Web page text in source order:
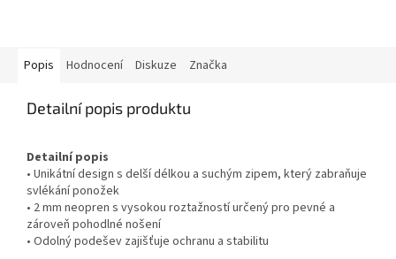
Popis Hodnocení Diskuze Značka
Detailní popis produktu
Detailní popis
• Unikátní design s delší délkou a suchým zipem, který zabraňuje
svlékání ponožek
• 2 mm neopren s vysokou roztažností určený pro pevné a
zároveň pohodlné nošení
• Odolný podešev zajišťuje ochranu a stabilitu